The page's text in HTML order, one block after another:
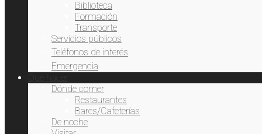
Biblioteca
Formación
Transporte
Servicios públicos
Teléfonos de interés
Emergencia
Qué hacer
Dónde comer
Restaurantes
Bares/Cafeterías
De noche